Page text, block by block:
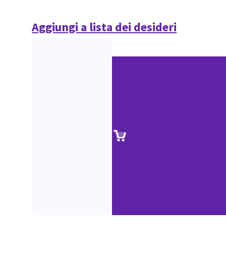
Aggiungi a lista dei desideri